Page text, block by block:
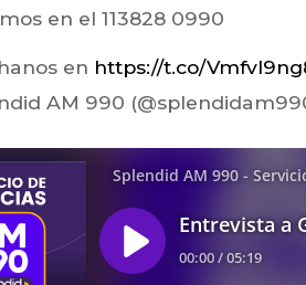
en el 113828 0990
en https://t.co/
AM 990